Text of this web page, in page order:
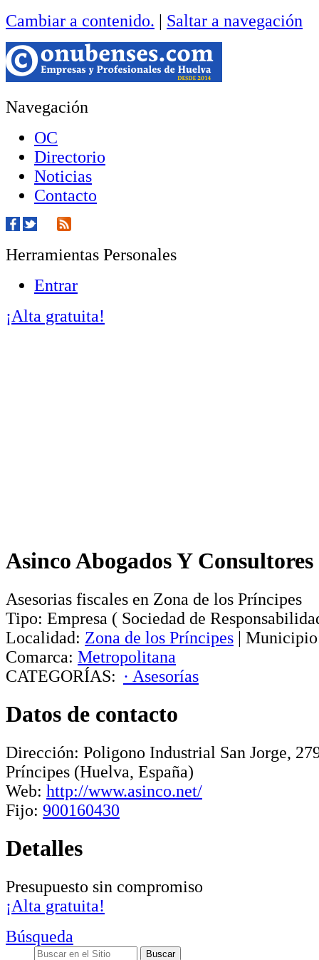
Cambiar a contenido. | Saltar a navegación
Navegación
OC
Directorio
Noticias
Contacto
Herramientas Personales
Entrar
¡Alta gratuita!
Asinco Abogados Y
Asesorias fiscales en Zona de los Príncipes
Tipo: Empresa ( Sociedad de
Localidad: Zona de los Príncipes |
Comarca: Metropolitana
CATEGORÍAS: · Asesorías
Datos de contacto
Dirección: Poligono Industrial San Jorge,
Príncipes (Huelva, España)
Web: http://www.asinco.net/
Fijo: 900160430
Detalles
Presupuesto sin compromiso
¡Alta gratuita!
Búsqueda